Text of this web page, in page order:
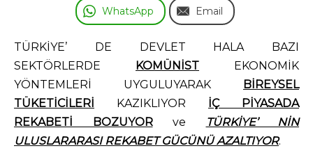
WhatsApp Email
TÜRKİYE’ DE DEVLET HALA BAZI
SEKTÖRLERDE
KOMÜNİST EKONOMİK
YÖNTEMLERİ UYGULUYARAK
BİREYSEL
TÜKETİCİLERİ KAZIKLIYOR İÇ PİYASADA
REKABETİ BOZUYORve
TÜRKİYE’ NİN
ULUSLARARASI REKABET GÜCÜNÜ AZALTIYOR.